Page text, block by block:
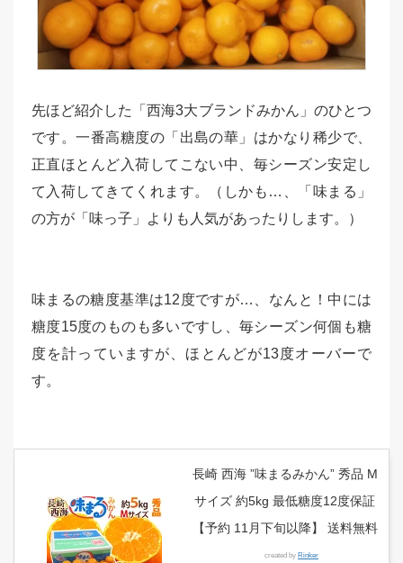
先ほど紹介した「西海3大ブランドみかん」のひとつ
です。一番高糖度の「出島の華」はかなり稀少で、
正直ほとんど入荷してこない中、毎シーズン安定し
て入荷してきてくれます。（しかも…、「味まる」
の方が「味っ子」よりも人気があったりします。）
味まるの糖度基準は12度ですが…、なんと！中には
糖度15度のものも多いですし、毎シーズン何個も糖
度を計っていますが、ほとんどが13度オーバーで
す。
長崎 西海 ”味まるみかん” 秀品 M
サイズ 約5kg 最低糖度12度保証
【予約 11月下旬以降】 送料無料
created by Rinker